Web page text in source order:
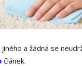
a žádná se
článek.